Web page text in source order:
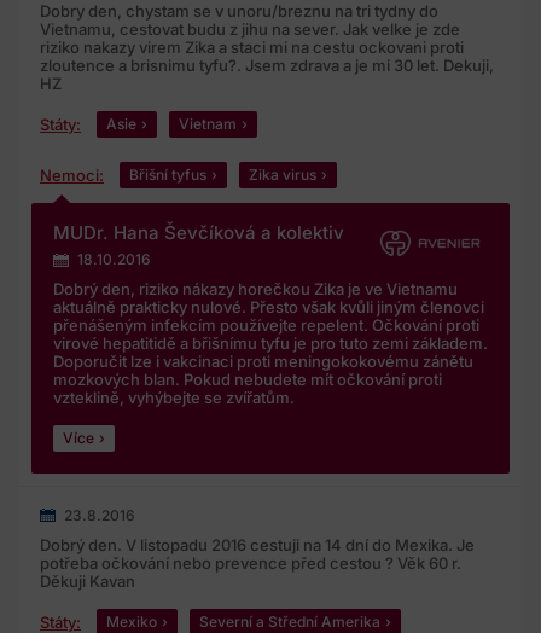
Dobry den, chystam se v unoru/breznu na tri tydny do
Vietnamu, cestovat budu z jihu na sever. Jak velke je zde
riziko nakazy virem Zika a staci mi na cestu ockovani proti
zloutence a brisnimu tyfu?. Jsem zdrava a je mi 30 let. Dekuji,
HZ
Státy: Asie Vietnam
Nemoci: Břišní tyfus Zika virus
MUDr. Hana Ševčíková a kolektiv
18.10.2016
Dobrý den, riziko nákazy horečkou Zika je ve Vietnamu
aktuálně prakticky nulové. Přesto však kvůli jiným členovci
přenášeným infekcím používejte repelent. Očkování proti
virové hepatitidě a břišnímu tyfu je pro tuto zemi základem.
Doporučit lze i vakcinaci proti meningokokovému zánětu
mozkových blan. Pokud nebudete mít očkování proti
vzteklině, vyhýbejte se zvířatům.
Více
23.8.2016
Dobrý den. V listopadu 2016 cestuji na 14 dní do Mexika. Je
potřeba očkování nebo prevence před cestou ? Věk 60 r.
Děkuji Kavan
Státy: Mexiko Severní a Střední Amerika